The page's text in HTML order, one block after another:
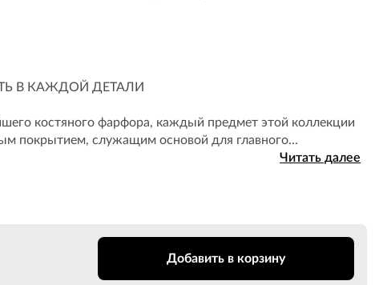
В КАЖДОЙ ДЕТАЛИ
костяного фарфора, каждый предмет этой коллекции
покрытием, служащим основой для главного...
Читать далее
Добавить в корзину